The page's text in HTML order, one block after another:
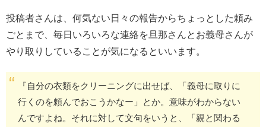
投稿者さんは、何気ない日々の報告からちょっとした頼み
ごとまで、毎日いろいろな連絡を旦那さんとお義母さんが
やり取りしていることが気になるといいます。
『自分の衣類をクリーニングに出せば、「義母に取りに
行くのを頼んでおこうかなー」とか。意味がわからない
んですよね。それに対して文句をいうと、「親と関わる